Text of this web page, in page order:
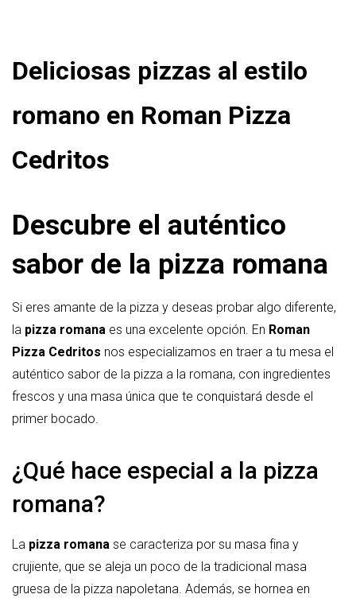
Deliciosas pizzas al estilo
romano en Roman Pizza
Cedritos
Descubre el auténtico
sabor de la pizza romana
Si eres amante de la pizza y deseas probar algo diferente,
la pizza romana es una excelente opción. En Roman
Pizza Cedritos nos especializamos en traer a tu mesa el
auténtico sabor de la pizza a la romana, con ingredientes
frescos y una masa única que te conquistará desde el
primer bocado.
¿Qué hace especial a la pizza
romana?
La pizza romana se caracteriza por su masa fina y
crujiente, que se aleja un poco de la tradicional masa
gruesa de la pizza napoletana. Además, se hornea en